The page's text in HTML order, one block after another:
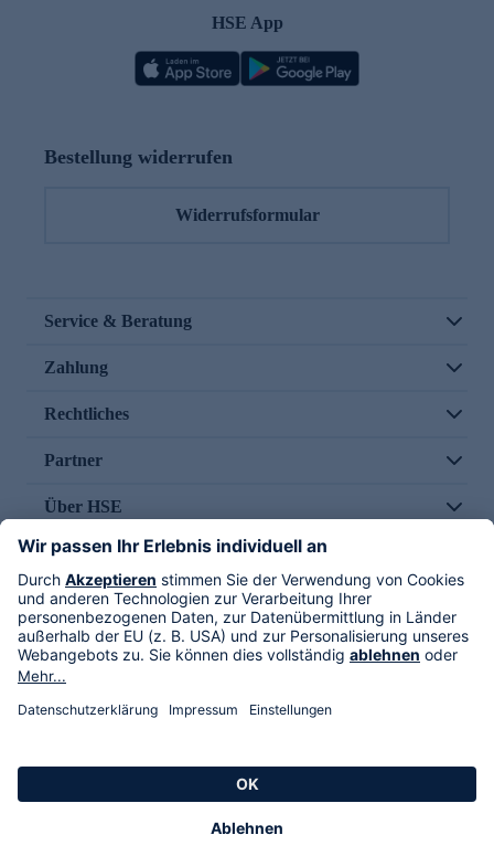
HSE App
Bestellung widerrufen
Widerrufsformular
Service & Beratung
Zahlung
Rechtliches
Partner
Über HSE
Im TV
HSE International